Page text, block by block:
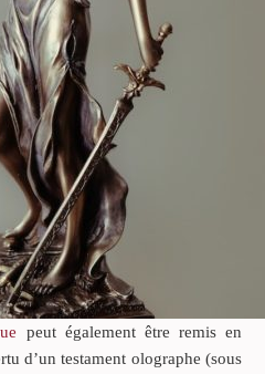
peut également être remis en
d’un testament olographe (sous